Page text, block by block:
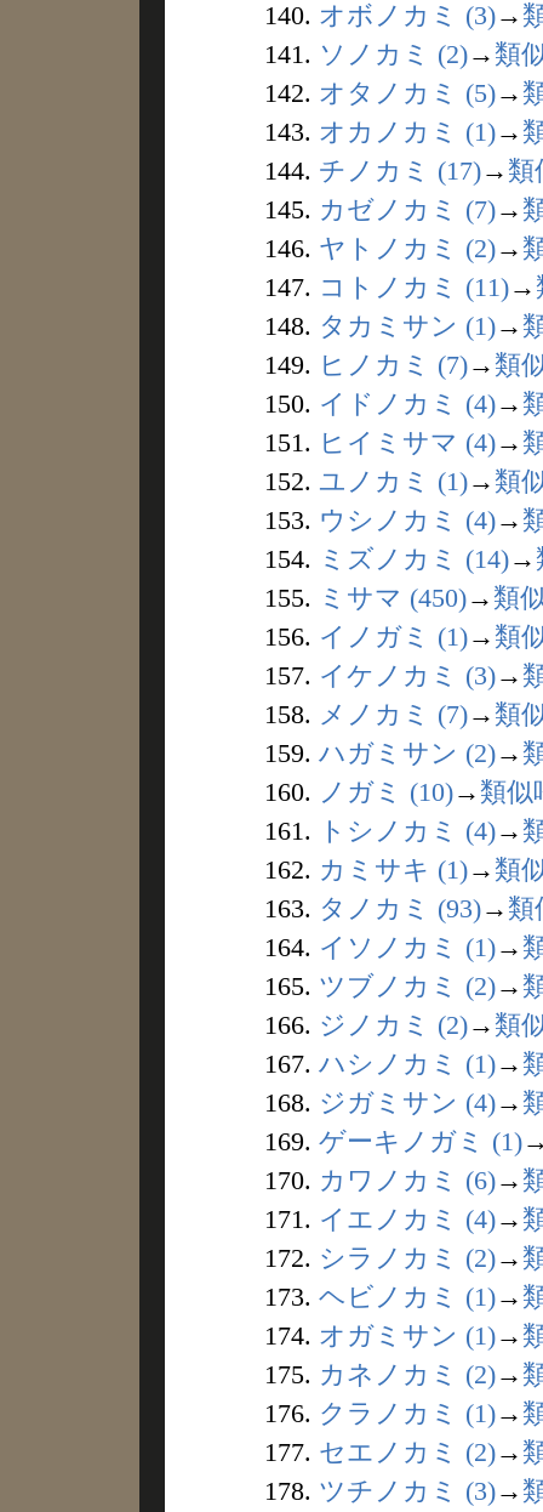
140. オボノカミ (3)→
141. ソノカミ (2)→ 類
142. オタノカミ (5)→
143. オカノカミ (1)→
144. チノカミ (17)→ 類
145. カゼノカミ (7)→
146. ヤトノカミ (2)→
147. コトノカミ (11)→
148. タカミサン (1)→
149. ヒノカミ (7)→ 類
150. イドノカミ (4)→
151. ヒイミサマ (4)→
152. ユノカミ (1)→ 類
153. ウシノカミ (4)→
154. ミズノカミ (14)→
155. ミサマ (450)→ 類
156. イノガミ (1)→ 類
157. イケノカミ (3)→
158. メノカミ (7)→ 類
159. ハガミサン (2)→
160. ノガミ (10)→ 類似
161.
トシノカミ (4)→
162. カミサキ (1)→ 類
163. タノカミ (93)→ 類
164. イソノカミ (1)→
165. ツブノカミ (2)→
166. ジノカミ (2)→ 類
167. ハシノカミ (1)→
168. ジガミサン (4)→
169. ゲーキノガミ (1)
170. カワノカミ (6)→
171. イエノカミ (4)→
172. シラノカミ (2)→
173. ヘビノカミ (1)→
174. オガミサン (1)→
175. カネノカミ (2)→
176. クラノカミ (1)→
177. セエノカミ (2)→
178. ツチノカミ (3)→